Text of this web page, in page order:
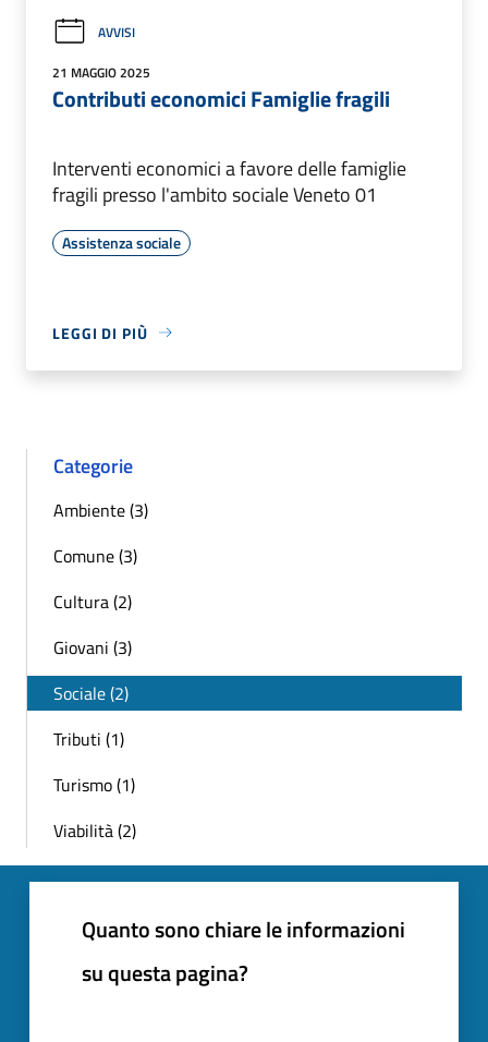
AVVISI
21 MAGGIO 2025
Contributi economici Famiglie fragili
Interventi economici a favore delle famiglie
fragili presso l'ambito sociale Veneto 01
Assistenza sociale
LEGGI DI PIÙ
Categorie
Ambiente (3)
Comune (3)
Cultura (2)
Giovani (3)
Sociale (2)
Tributi (1)
Turismo (1)
Viabilità (2)
Quanto sono chiare le informazioni
su questa pagina?